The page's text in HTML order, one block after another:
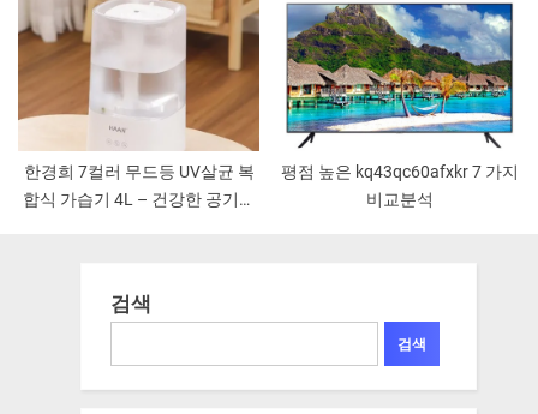
한경희 7컬러 무드등 UV살균 복
합식 가습기 4L – 건강한 공기를
평점 높은 kq43qc60afxkr 7 가지
비교분석
검색
검색